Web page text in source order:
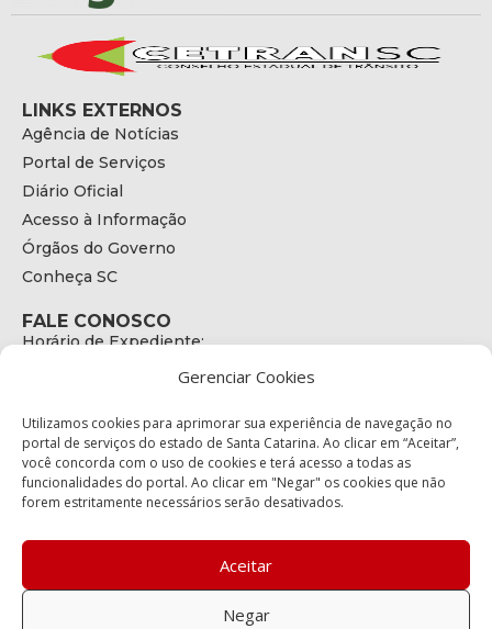
Gerenciar Cookies
Utilizamos cookies para aprimorar sua experiência de navegação no
portal de serviços do estado de Santa Catarina. Ao clicar em “Aceitar”,
você concorda com o uso de cookies e terá acesso a todas as
funcionalidades do portal. Ao clicar em "Negar" os cookies que não
forem estritamente necessários serão desativados.
Aceitar
Negar
LINKS EXTERNOS
Agência de Notícias
Portal de Serviços
Diário Oficial
Acesso à Informação
Órgãos do Governo
Conheça SC
FALE CONOSCO
Horário de Expediente:
E-mail:
secretariaexecutiva@cetran.sc.gov.br
ENDEREÇO
Endereço:
Bairro:
Coqueiros, Florianópolis SC
88.080-160